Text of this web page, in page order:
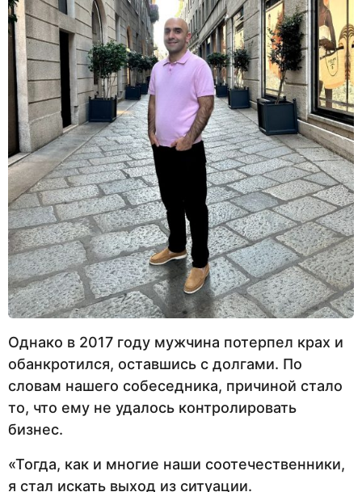
Однако в 2017 году мужчина потерпел крах и
обанкротился, оставшись с долгами. По
словам нашего собеседника, причиной стало
то, что ему не удалось контролировать
бизнес.
«Тогда, как и многие наши соотечественники,
я стал искать выход из ситуации.